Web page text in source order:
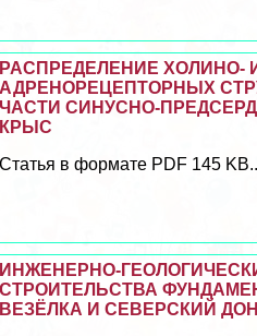
РАСПРЕДЕЛЕНИЕ ХОЛИНО-
АДРЕНОРЕЦЕПТОРНЫХ
ЧАСТИ СИНУСНО-
КРЫС
Статья в формате PDF 145
ИНЖЕНЕРНО-
СТРОИТЕЛЬСТВА
ВЕЗЁЛКА И СЕВЕРСКИЙ